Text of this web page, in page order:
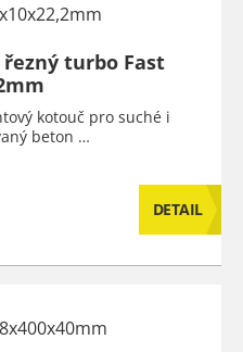
turbo Fast
kotouč pro suché i
beton …
DETAIL